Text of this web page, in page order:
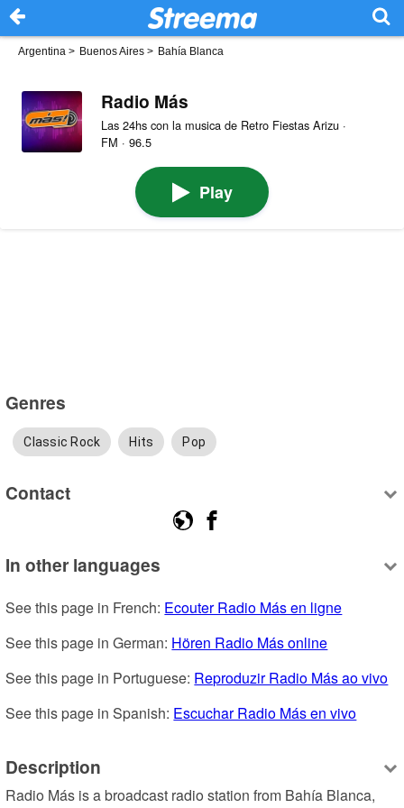
Argentina > Buenos Aires > Bahía Blanca
Radio Más
Las 24hs con la musica de Retro Fiestas Arizu ·
FM · 96.5
Play
Genres
Classic Rock Hits Pop
Contact
In other languages
See this page in French: Ecouter Radio Más en ligne
See this page in German: Hören Radio Más online
See this page in Portuguese: Reproduzir Radio Más ao vivo
See this page in Spanish: Escuchar Radio Más en vivo
Description
Radio Más is a broadcast radio station from Bahía Blanca,